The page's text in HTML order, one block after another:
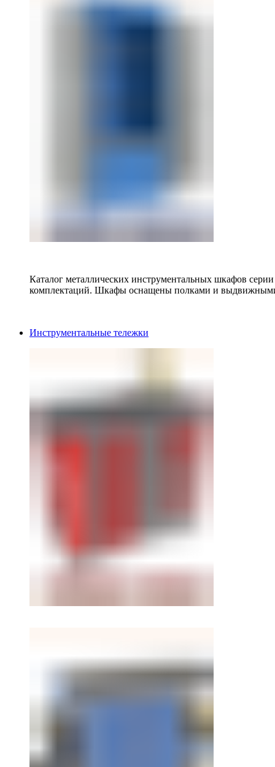
Каталог металлических инструментальных шкафов
комплектаций. Шкафы оснащены полками и
Инструментальные тележки